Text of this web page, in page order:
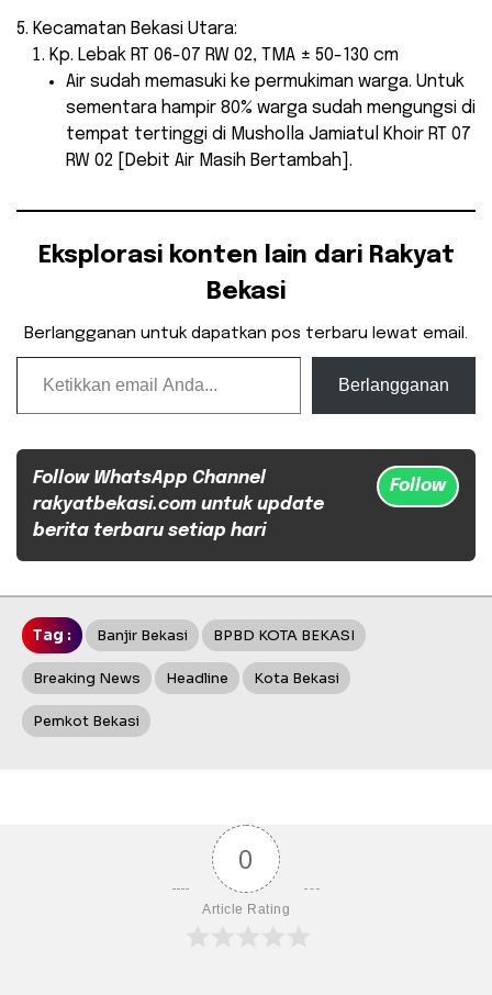
Kecamatan Bekasi Utara:
Kp. Lebak RT 06-07 RW 02, TMA ± 50-130 cm
Air sudah memasuki ke permukiman warga. Untuk
sementara hampir 80% warga sudah mengungsi di
tempat tertinggi di Musholla Jamiatul Khoir RT 07
RW 02 [Debit Air Masih Bertambah].
Eksplorasi konten lain dari Rakyat
Bekasi
Berlangganan untuk dapatkan pos terbaru lewat email.
Ketikkan email Anda...
Berlangganan
Follow WhatsApp Channel
rakyatbekasi.com untuk update
berita terbaru setiap hari
Follow
Tag : Banjir Bekasi BPBD KOTA BEKASI
Breaking News Headline Kota Bekasi
Pemkot Bekasi
0
Article Rating